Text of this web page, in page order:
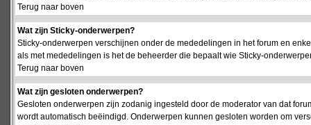
Terug naar boven
Wat zijn Sticky-onderwerpen?
Sticky-onderwerpen verschijnen onder de mededelingen in het forum en
als met mededelingen is het de beheerder die bepaalt wie Sticky-
Terug naar boven
Wat zijn gesloten onderwerpen?
Gesloten onderwerpen zijn zodanig ingesteld door de moderator van dat
wordt automatisch beëindigd. Onderwerpen kunnen gesloten worden om